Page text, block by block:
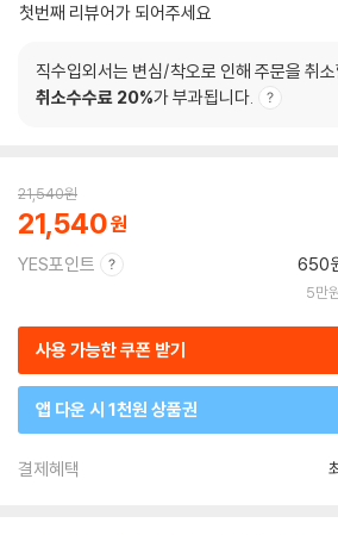
첫번째 리뷰어가 되어주세요
직수입외서는 변심/착오로 인해 주문을 취
취소수수료 20%가 부과됩니다.
21,540원
21,540
YES포인트 650
5만
사용 가능한 쿠폰 받기
앱 다운 시 1천원 상품권
결제혜택